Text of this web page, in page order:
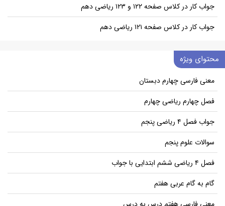
جواب کار در کلاس صفحه ۱۲۲ و ۱۲۳ ریاضی دهم
جواب کار در کلاس صفحه ۱۲۱ ریاضی دهم
محتوای ویژه
معنی فارسی چهارم دبستان
فصل چهارم ریاضی چهارم
جواب فصل ۴ ریاضی پنجم
سوالات علوم پنجم
فصل ۴ ریاضی ششم ابتدایی با جواب
گام به گام عربی هفتم